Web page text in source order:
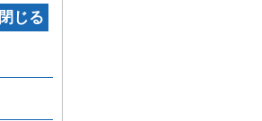
‐ 閉じる